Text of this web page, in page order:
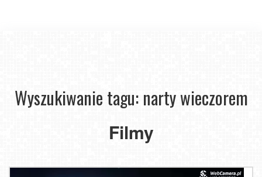
Wyszukiwanie tagu: narty wieczorem
Filmy